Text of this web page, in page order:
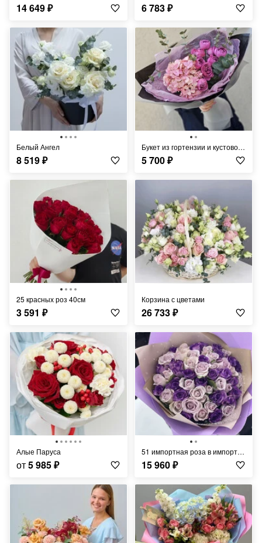
14 649₽ 6 783₽
Белый Ангел
8 519₽
букет из гортензии и кустовой розы
5 700₽
25 красных роз 40см
3 591 ₽
корзина с цветами
26 733₽
Алые Паруса
от5 985₽
51 импортная роза в импортной упаковке
15 960₽